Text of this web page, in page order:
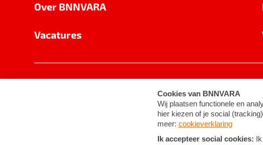
Over BNNVARA
Vacatures
Cookie-instellingen Algemene